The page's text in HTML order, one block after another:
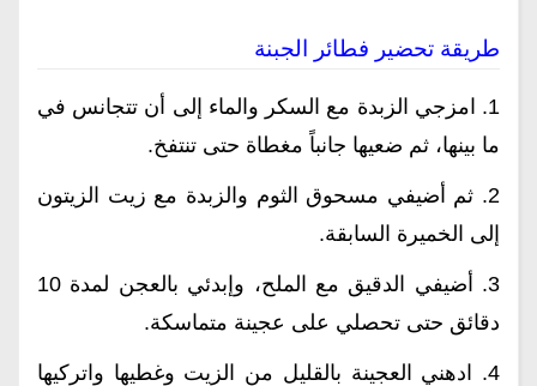
طريقة تحضير فطائر الجبنة
1. امزجي الزبدة مع السكر والماء إلى أن تتجانس في
ما بينها، ثم ضعيها جانباً مغطاة حتى تنتفخ.
2. ثم أضيفي مسحوق الثوم والزبدة مع زيت الزيتون
إلى الخميرة السابقة.
3. أضيفي الدقيق مع الملح، وإبدئي بالعجن لمدة 10
دقائق حتى تحصلي على عجينة متماسكة.
4. ادهني العجينة بالقليل من الزيت وغطيها واتركيها